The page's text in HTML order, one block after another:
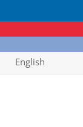
English